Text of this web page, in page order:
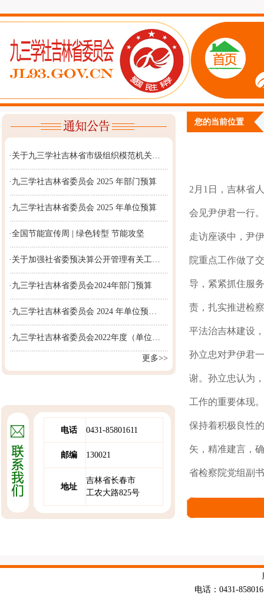
·关于九三学社吉林省市级组织模范机关…
·九三学社吉林省委员会 2025 年部门预算
·九三学社吉林省委员会 2025 年单位预算
·全国节能宣传周 | 绿色转型 节能攻坚
·关于加强社省委预决算公开管理有关工…
·九三学社吉林省委员会2024年部门预算
·九三学社吉林省委员会 2024 年单位预…
·九三学社吉林省委员会2022年度（单位…
更多>>
电话 0431-85801611
邮编 130021
地址
吉林省长春市
工农大路825号
您的当前位置
2月1日，吉林省
会见尹伊君一行。
走访座谈中，尹
院重点工作做了
导，紧紧抓住服
责，扎实推进检
平法治吉林建设
孙立忠对尹伊君
谢。孙立忠认为
工作的重要体现
保持着积极良性
矢，精准建言，
省检察院党组副
电话：0431-